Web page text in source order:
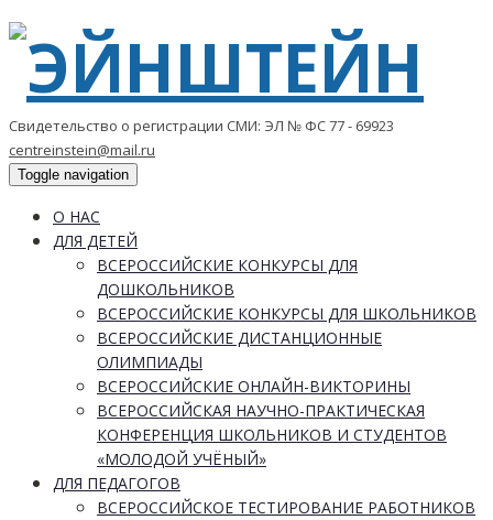
Свидетельство о регистрации СМИ: ЭЛ № ФС 77 - 69923
centreinstein@mail.ru
Toggle navigation
О НАС
ДЛЯ ДЕТЕЙ
ВСЕРОССИЙСКИЕ КОНКУРСЫ ДЛЯ
ДОШКОЛЬНИКОВ
ВСЕРОССИЙСКИЕ КОНКУРСЫ ДЛЯ ШКОЛЬНИКОВ
ВСЕРОССИЙСКИЕ ДИСТАНЦИОННЫЕ
ОЛИМПИАДЫ
ВСЕРОССИЙСКИЕ ОНЛАЙН-ВИКТОРИНЫ
ВСЕРОССИЙСКАЯ НАУЧНО-ПРАКТИЧЕСКАЯ
КОНФЕРЕНЦИЯ ШКОЛЬНИКОВ И СТУДЕНТОВ
«МОЛОДОЙ УЧЁНЫЙ»
ДЛЯ ПЕДАГОГОВ
ВСЕРОССИЙСКОЕ ТЕСТИРОВАНИЕ РАБОТНИКОВ